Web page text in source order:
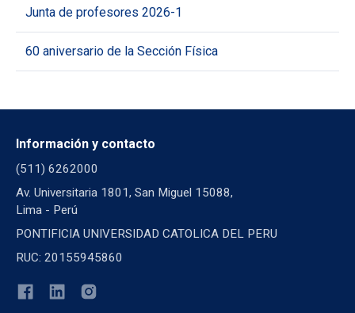
Junta de profesores 2026-1
60 aniversario de la Sección Física
Información y contacto
(511) 6262000
Av. Universitaria 1801, San Miguel 15088,
Lima - Perú
PONTIFICIA UNIVERSIDAD CATOLICA DEL PERU
RUC: 20155945860